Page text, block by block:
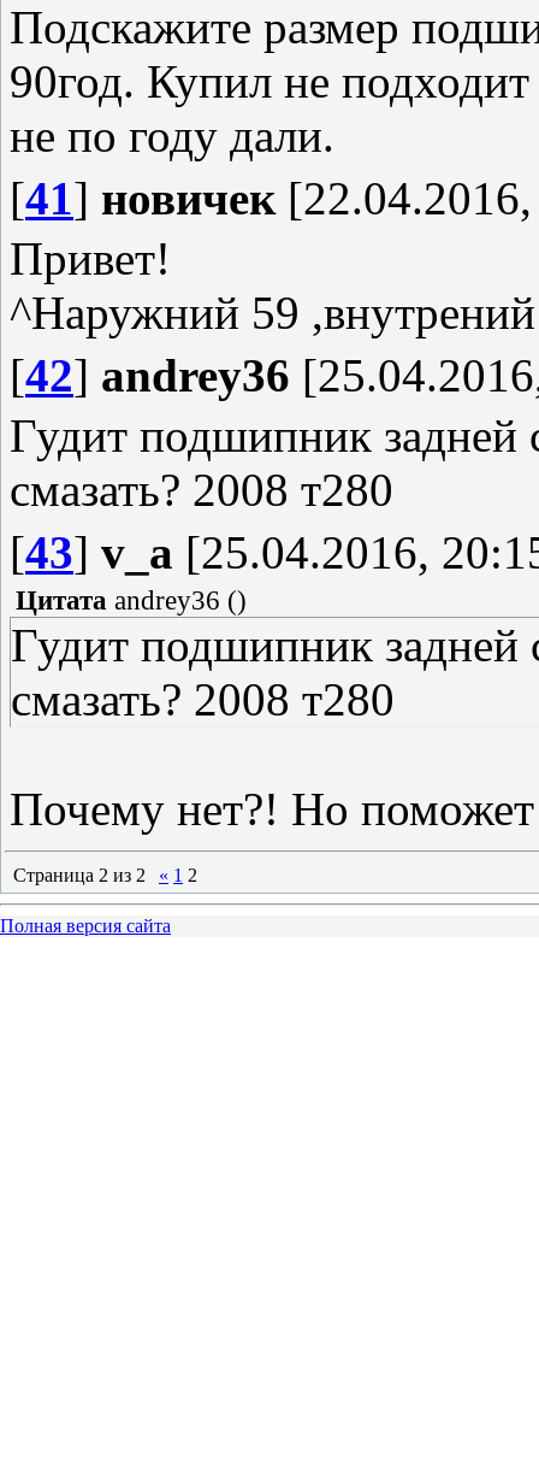
Подскажите размер
90год. Купил не
не по году дали.
[41] новичек
Привет!
^Наружний 59
[42] andrey36
Гудит подшипник задней
смазать? 2008 т280
[43] v_a [25.04.2016,
Цитата andrey36 ()
Гудит подшипник задней
смазать? 2008 т280
Почему нет?! Но поможет
Страница 2 из 2 « 1 2
Полная версия сайта